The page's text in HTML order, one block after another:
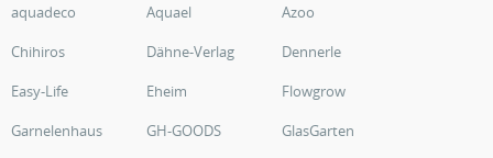
aquadeco
Aquael
Azoo
Chihiros
Dähne-Verlag
Dennerle
Easy-Life
Eheim
Flowgrow
Garnelenhaus
GH-GOODS
GlasGarten